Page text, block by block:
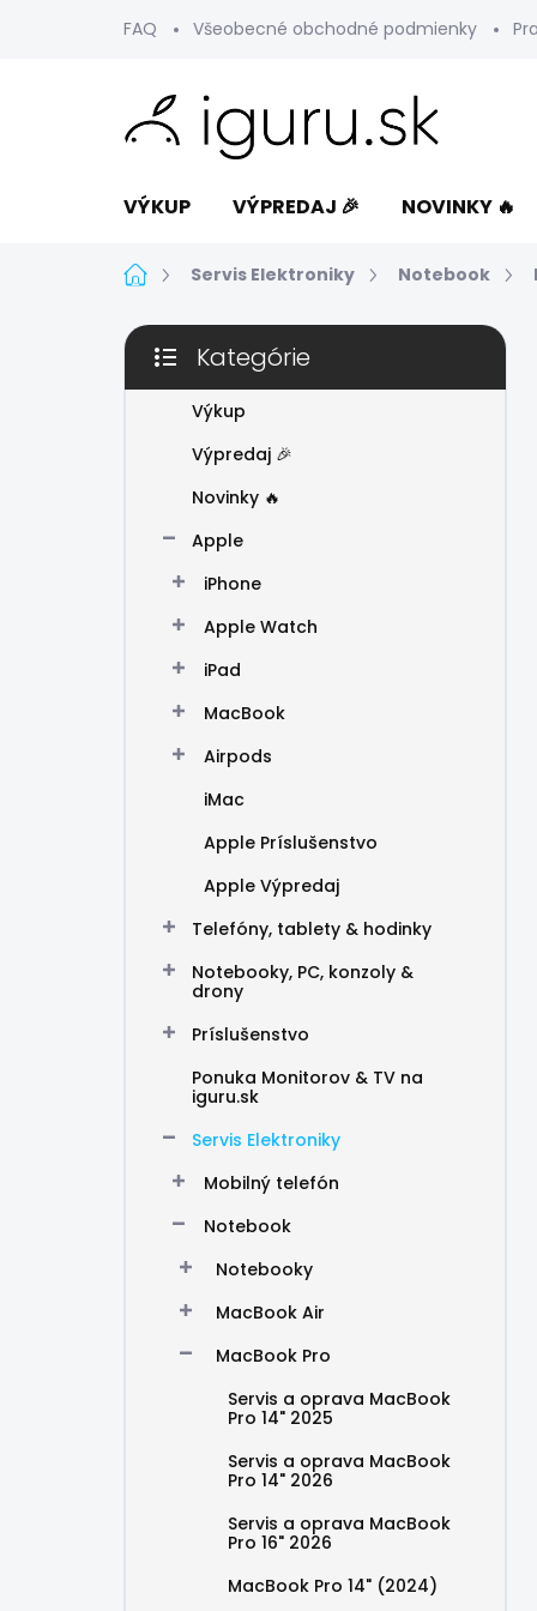
FAQ Všeobecné obchodné podmienky
VÝKUP VÝPREDAJ 🎉 NOVINKY 🔥
DomovServis Elektroniky Notebook
B
č
Preskočiť
kategórie
Kategórie
Výkup
Výpredaj 🎉
Novinky 🔥
Apple
iPhone
Apple Watch
iPad
MacBook
Airpods
iMac
Apple Príslušenstvo
Apple Výpredaj
Telefóny, tablety & hodinky
Notebooky, PC, konzoly &
drony
Príslušenstvo
Ponuka Monitorov & TV na
iguru.sk
Servis Elektroniky
Mobilný telefón
Notebook
Notebooky
MacBook Air
MacBook Pro
Servis a oprava MacBook
Pro 14" 2025
Servis a oprava MacBook
Pro 14" 2026
Servis a oprava MacBook
Pro 16" 2026
MacBook Pro 14" (2024)